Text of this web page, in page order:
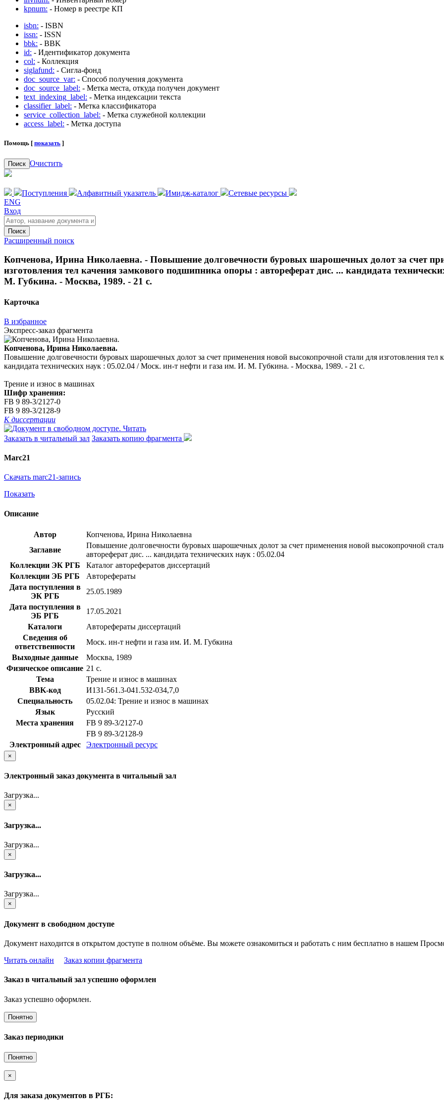
kpnum: - Номер в реестре КП
isbn: - ISBN
issn: - ISSN
bbk: - BBK
id: - Идентификатор документа
col: - Коллекция
siglafund: - Сигла-фонд
doc_source_var: - Способ получения документа
doc_source_label: - Метка места, откуда получен документ
text_indexing_label: - Метка индексации текста
classifier_label: - Метка классификатора
service_collection_label: - Метка служебной коллекции
access_label: - Метка доступа
Помощь [ показать ]
Поиск Очистить
Поступления Алфавитный указатель Имидж-каталог
Сетевые ресурсы
ENG
Вход
Поиск
Расширенный поиск
Копченова, Ирина Николаевна. - Повышение долговечности буровых шарошечных долот за счет
изготовления тел качения замкового подшипника опоры : автореферат дис. ... кандидата
М. Губкина. - Москва, 1989. - 21 с.
Карточка
В избранное
Экспресс-заказ фрагмента
Копченова, Ирина Николаевна.
Повышение долговечности буровых шарошечных долот за счет применения новой высокопрочной стали для изготовления тел
кандидата технических наук : 05.02.04 / Моск. ин-т нефти и газа им. И. М. Губкина. - Москва, 1989. - 21 с.
Трение и износ в машинах
Шифр хранения:
FB 9 89-3/2127-0
FB 9 89-3/2128-9
К диссертации
Читать
Заказать в читальный зал Заказать копию фрагмента
Marc21
Скачать marc21-запись
Показать
Описание
Автор
Копченова, Ирина Николаевна
Заглавие
Повышение долговечности буровых шарошечных долот за счет применения новой высокопрочной
автореферат дис. ... кандидата технических наук : 05.02.04
Коллекции ЭК РГБ
Каталог авторефератов диссертаций
Коллекции ЭБ РГБ
Авторефераты
Дата поступления в
ЭК РГБ
25.05.1989
Дата поступления в
ЭБ РГБ
17.05.2021
Каталоги
Авторефераты диссертаций
Сведения об
ответственности
Моск. ин-т нефти и газа им. И. М. Губкина
Выходные данные
Москва, 1989
Физическое описание 21 с.
Тема
Трение и износ в машинах
BBK-код
И131-561.3-041.532-034,7,0
Специальность
05.02.04: Трение и износ в машинах
Язык
Русский
Места хранения
FB 9 89-3/2127-0
FB 9 89-3/2128-9
Электронный адрес
Электронный ресурс
×
Электронный заказ документа в читальный зал
Загрузка...
×
Загрузка...
Загрузка...
×
Загрузка...
Загрузка...
×
Документ в свободном доступе
Документ находится в открытом доступе в полном объёме. Вы можете ознакомиться и работать с ним бесплатно в нашем
Читать онлайн
Заказ копии фрагмента
Заказ в читальный зал успешно оформлен
Заказ успешно оформлен.
Понятно
Заказ периодики
Понятно
×
Для заказа документов в РГБ: